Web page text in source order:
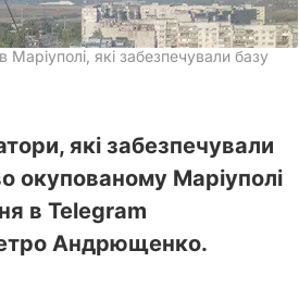
які забезпечували базу
які забезпечували
окупованому Маріуполі
в Telegram
Андрющенко.